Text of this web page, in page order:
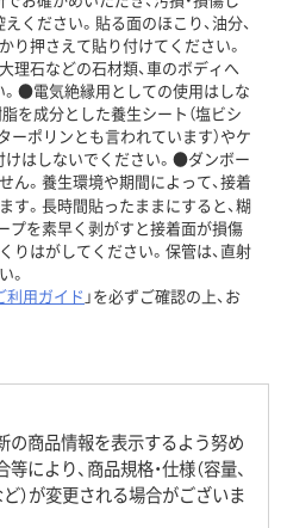
ください。貼る面のほこり、油分、
り押さえて貼り付けてください。
大理石などの石材類、車のボディへ
●電気絶縁用としての使用はしな
を成分とした養生シート（塩ビシ
ーポリンとも言われています）やケ
はしないでください。●ダンボー
ん。養生環境や期間によって、接着
す。長時間貼ったままにすると、糊
プを素早く剥がすと接着面が損傷
りはがしてください。保管は、直射
。
利用ガイド 」を必ずご確認の上、お
の商品情報を表示するよう努め
により、商品規格・仕様（容量、
）が変更される場合がございま